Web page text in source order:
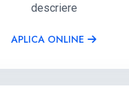
descriere
APLICA ONLINE